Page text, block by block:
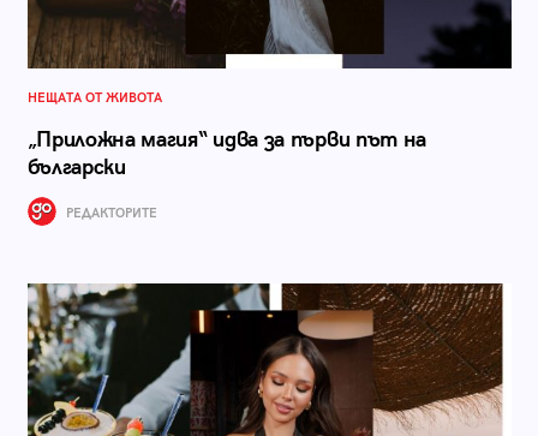
НЕЩАТА ОТ ЖИВОТА
„Приложна магия“ идва за първи път на
български
РЕДАКТОРИТЕ